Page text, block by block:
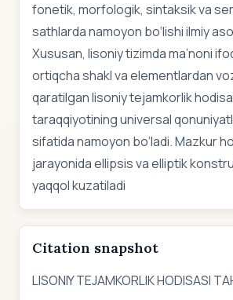
fonetik, morfologik, sintaksik va
sathlarda namoyon bo‘lishi ilmiy
Xususan, lisoniy tizimda ma’noni
ortiqcha shakl va elementlardan
qaratilgan lisoniy tejamkorlik
taraqqiyotining universal
sifatida namoyon bo‘ladi. Mazkur
jarayonida ellipsis va elliptik
yaqqol kuzatiladi
Citation snapshot
LISONIY TEJAMKORLIK HODISASI